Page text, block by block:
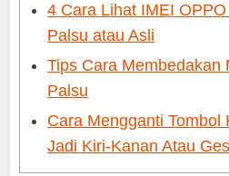
4 Cara Lihat IMEI
Palsu atau Asli
Tips Cara Membedakan
Palsu
Cara Mengganti Tombol
Jadi Kiri-Kanan Atau